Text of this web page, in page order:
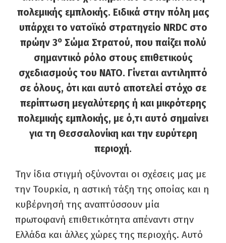
πολεμικής εμπλοκής. Ειδικά στην πόλη μας
υπάρχει το νατοϊκό στρατηγείο NRDC στο
πρώην 3οΣώμα Στρατού, που παίζει πολύ
σημαντικό ρόλο στους επιθετικούς
σχεδιασμούς του ΝΑΤΟ. Γίνεται αντιληπτό
σε όλους, ότι και αυτό αποτελεί στόχο σε
περίπτωση μεγαλύτερης ή και μικρότερης
πολεμικής εμπλοκής, με ό,τι αυτό σημαίνει
για τη Θεσσαλονίκη και την ευρύτερη
περιοχή.
Την ίδια στιγμή οξύνονται οι σχέσεις μας με
την Τουρκία, η αστική τάξη της οποίας και η
κυβέρνησή της αναπτύσσουν μία
πρωτοφανή επιθετικότητα απέναντι στην
Ελλάδα και άλλες χώρες της περιοχής. Αυτό